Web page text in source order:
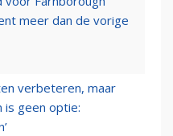
meer dan de vorige
verbeteren, maar
is geen optie: